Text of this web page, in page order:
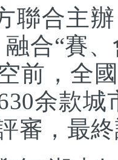
合主辦
合“賽
前，全
余款
審，最